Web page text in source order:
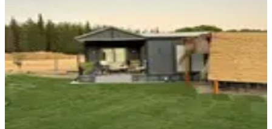
300 m²·11.500/m² ·05.08.2026
3.450.000 ₺
Kroki Gayrimenkul Bornova Metin Kabulcü